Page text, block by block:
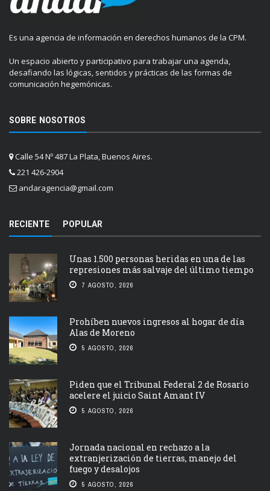
Es una agencia de información en derechos humanos de la CPM.
Un espacio abierto y participativo para trabajar una agenda,
desafiando las lógicas, sentidos y prácticas de las formas de
comunicación hegemónicas.
SOBRE NOSOTROS
Calle 54 Nº 487 La Plata, Buenos Aires.
221 426-2904
andaragencia@gmail.com
RECIENTE POPULAR
Unas 1.500 personas heridas en una de las
represiones más salvaje del último tiempo
7 AGOSTO, 2026
Prohíben nuevos ingresos al hogar de día
Alas de Moreno
5 AGOSTO, 2026
Piden que el Tribunal Federal 2 de Rosario
acelere el juicio Saint Amant IV
5 AGOSTO, 2026
Jornada nacional en rechazo a la
extranjerización de tierras, manejo del
fuego y desalojos
5 AGOSTO, 2026